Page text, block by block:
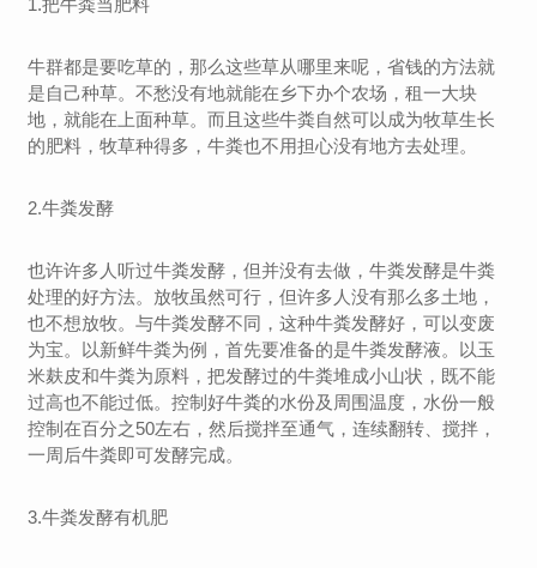
1.把牛粪当肥料
牛群都是要吃草的，那么这些草从哪里来呢，省钱的方法就
是自己种草。不愁没有地就能在乡下办个农场，租一大块
地，就能在上面种草。而且这些牛粪自然可以成为牧草生长
的肥料，牧草种得多，牛粪也不用担心没有地方去处理。
2.牛粪发酵
也许许多人听过牛粪发酵，但并没有去做，牛粪发酵是牛粪
处理的好方法。放牧虽然可行，但许多人没有那么多土地，
也不想放牧。与牛粪发酵不同，这种牛粪发酵好，可以变废
为宝。以新鲜牛粪为例，首先要准备的是牛粪发酵液。以玉
米麸皮和牛粪为原料，把发酵过的牛粪堆成小山状，既不能
过高也不能过低。控制好牛粪的水份及周围温度，水份一般
控制在百分之50左右，然后搅拌至通气，连续翻转、搅拌，
一周后牛粪即可发酵完成。
3.牛粪发酵有机肥